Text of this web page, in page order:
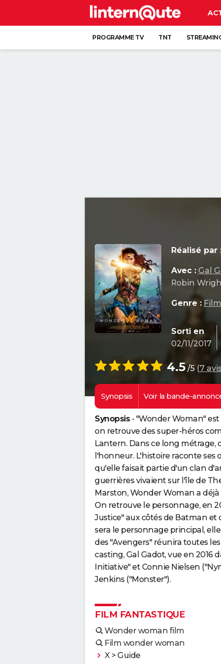
PROGRAMME TV TNT
Réalisé par
Avec : Gal
Robin
Genre :
Sorti en
02/11/2017
4.5/5 (7 avis
Synopsis Voir la bande-
Synopsis- "Wonder Woman" est
on retrouve des super-héros
Lantern. Dans ce long métrage,
l'honneur. L'histoire raconte ses
qu'elle faisait partie d'un clan
guerrières vivaient sur l'île de
Marston, Wonder Woman a déjà
On retrouve le personnage, en
Justice" aux côtés de Batman
sera le personnage principal,
des "Avengers" réunira toutes
casting, Gal Gadot, vue en 2016
Initiative" et Connie Nielsen
Jenkins ("Monster").
FILM FANTASTIQUE
Wonder woman film
Film wonder woman
X > Guide